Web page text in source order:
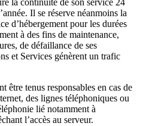
la continuité de son service 24
Il se réserve néanmoins la
d’hébergement pour les durées
à des fins de maintenance,
de défaillance de ses
et Services génèrent un trafic
être tenus responsables en cas de
des lignes téléphoniques ou
lié notamment à
l’accès au serveur.